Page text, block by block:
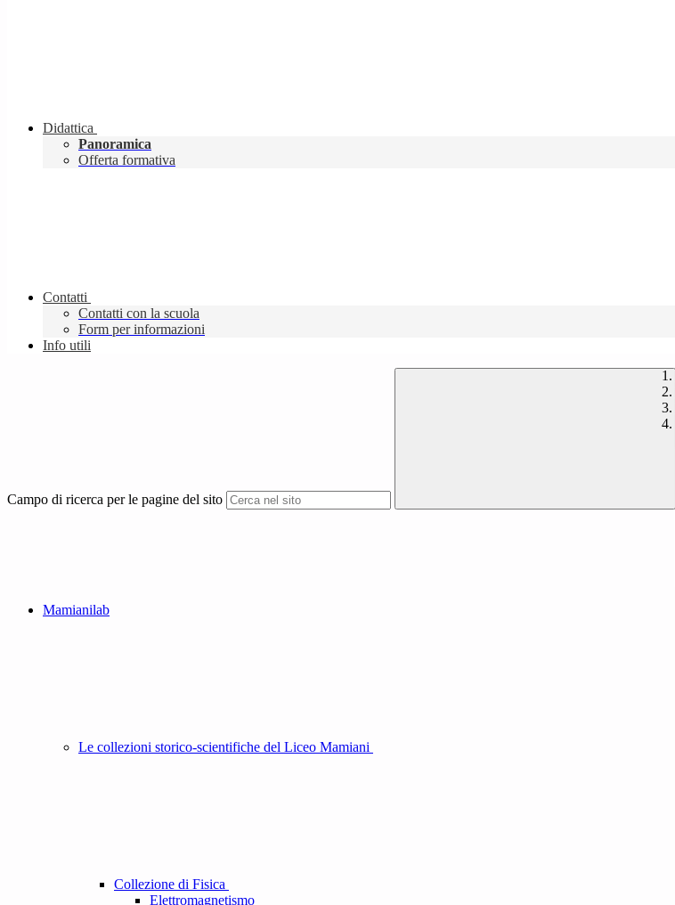
Didattica
Panoramica
Offerta formativa
Contatti
Contatti con la scuola
Form per informazioni
Info utili
Campo di ricerca per le pagine del sito
Mamianilab
Le collezioni storico-scientifiche del Liceo Mamiani
Collezione di Fisica
Elettromagnetismo